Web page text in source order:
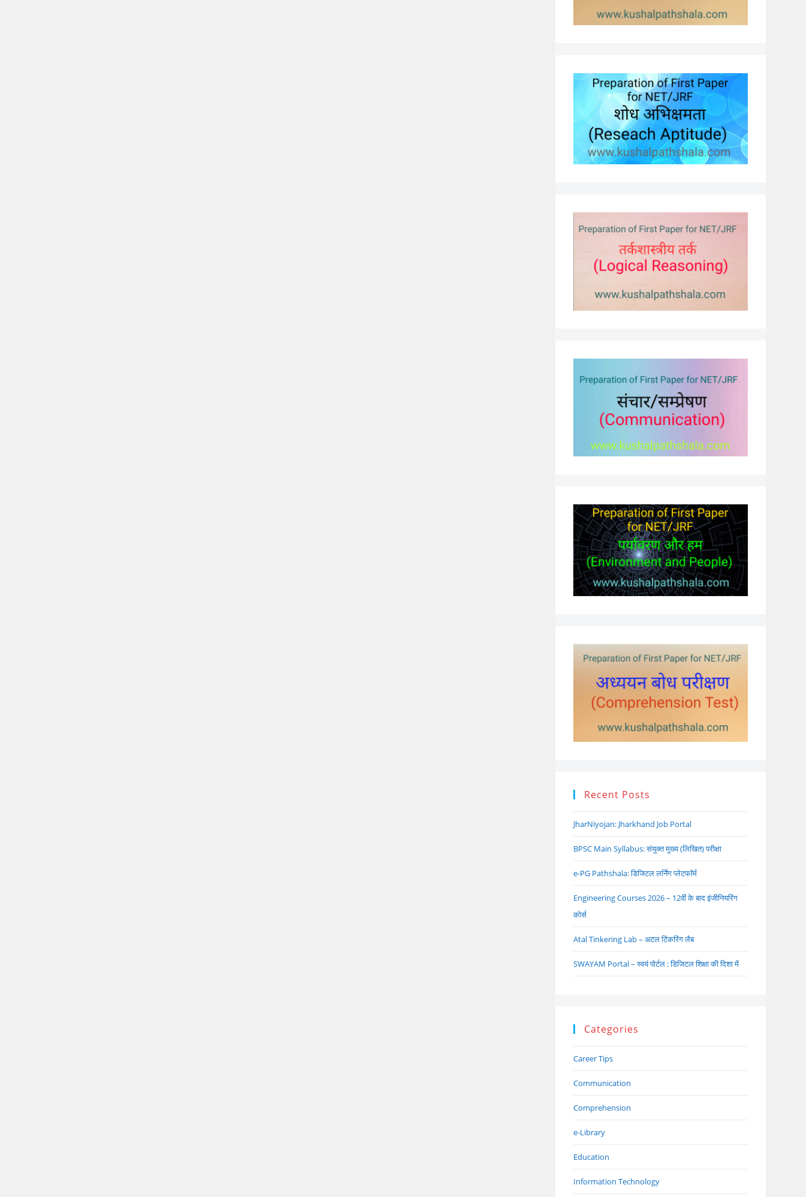
Recent Posts
JharNiyojan: Jharkhand Job Portal
BPSC Main Syllabus: संयुक्त मुख्य (लिखित) परीक्षा
e-PG Pathshala: डिजिटल लर्निंग प्लेटफॉर्म
Engineering Courses 2026 – 12वीं के बाद इंजीनियरिंग
कोर्स
Atal Tinkering Lab – अटल टिंकरिंग लैब
SWAYAM Portal – स्वयं पोर्टल : डिजिटल शिक्षा की दिशा में
Categories
Career Tips
Communication
Comprehension
e-Library
Education
Information Technology